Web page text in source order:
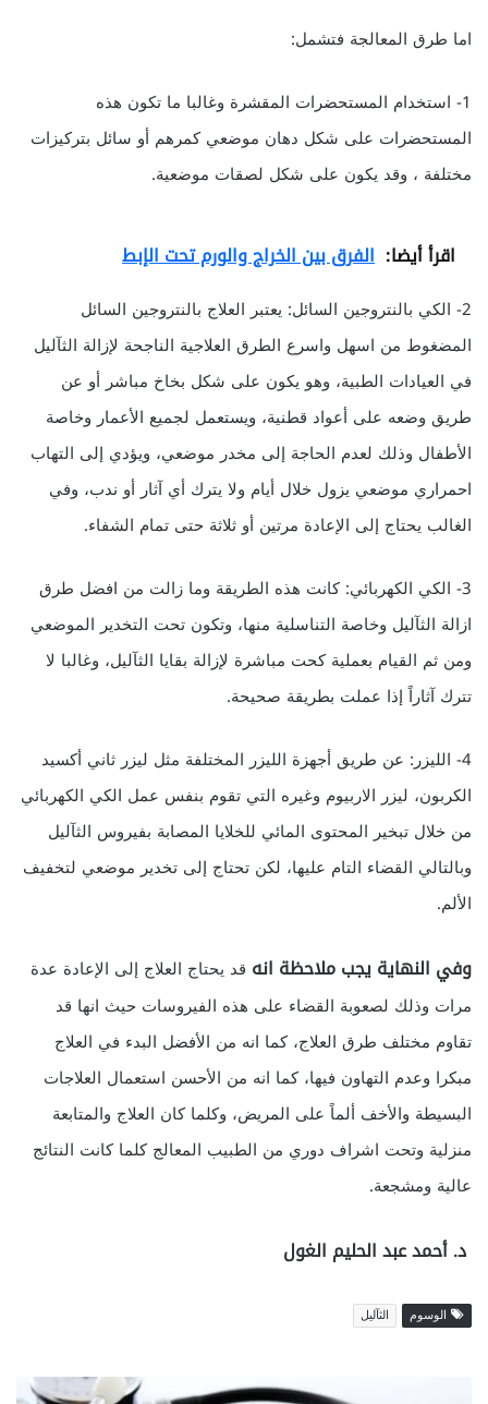
اما طرق المعالجة فتشمل:
1- استخدام المستحضرات المقشرة وغالبا ما تكون هذه
المستحضرات على شكل دهان موضعي كمرهم أو سائل بتركيزات
مختلفة ، وقد يكون على شكل لصقات موضعية.
اقرأ أيضا: الفرق بين الخراج والورم تحت الإبط
2- الكي بالنتروجين السائل: يعتبر العلاج بالنتروجين السائل
المضغوط من اسهل واسرع الطرق العلاجية الناجحة لإزالة الثآليل
في العيادات الطبية، وهو يكون على شكل بخاخ مباشر أو عن
طريق وضعه على أعواد قطنية، ويستعمل لجميع الأعمار وخاصة
الأطفال وذلك لعدم الحاجة إلى مخدر موضعي، ويؤدي إلى التهاب
احمراري موضعي يزول خلال أيام ولا يترك أي آثار أو ندب، وفي
الغالب يحتاج إلى الإعادة مرتين أو ثلاثة حتى تمام الشفاء.
3- الكي الكهربائي: كانت هذه الطريقة وما زالت من افضل طرق
ازالة الثآليل وخاصة التناسلية منها، وتكون تحت التخدير الموضعي
ومن ثم القيام بعملية كحت مباشرة لإزالة بقايا الثآليل، وغالبا لا
تترك آثاراً إذا عملت بطريقة صحيحة.
4- الليزر: عن طريق أجهزة الليزر المختلفة مثل ليزر ثاني أكسيد
الكربون، ليزر الاربيوم وغيره التي تقوم بنفس عمل الكي الكهربائي
من خلال تبخير المحتوى المائي للخلايا المصابة بفيروس الثآليل
وبالتالي القضاء التام عليها، لكن تحتاج إلى تخدير موضعي لتخفيف
الألم.
وفي النهاية يجب ملاحظة انه قد يحتاج العلاج إلى الإعادة عدة
مرات وذلك لصعوبة القضاء على هذه الفيروسات حيث انها قد
تقاوم مختلف طرق العلاج، كما انه من الأفضل البدء في العلاج
مبكرا وعدم التهاون فيها، كما انه من الأحسن استعمال العلاجات
البسيطة والأخف ألماً على المريض، وكلما كان العلاج والمتابعة
منزلية وتحت اشراف دوري من الطبيب المعالج كلما كانت النتائج
عالية ومشجعة.
د. أحمد عبد الحليم الغول
الوسوم الثآليل